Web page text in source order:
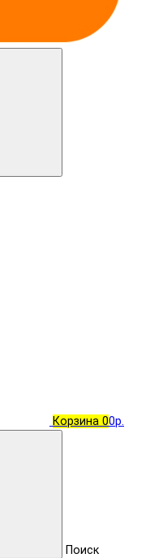
Корзина 00р.
Поиск